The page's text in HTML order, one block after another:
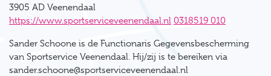
3905 AD Veenendaal
https://www.sportserviceveenendaal.nl 0318519 010
Sander Schoone is de Functionaris Gegevensbescherming
van Sportservice Veenendaal. Hij/zij is te bereiken via
sander.schoone@sportserviceveenendaal.nl